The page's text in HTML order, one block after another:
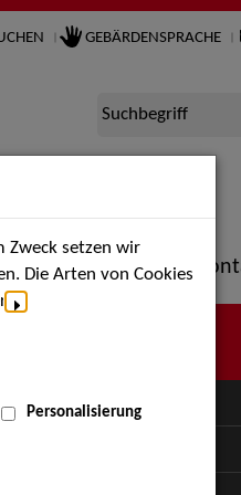
GEBÄRDENSPRACHE
Suchbegriff
Portfolio
MENÜ
Zweck setzen wir
Die Arten von Cookies
Personalisierung